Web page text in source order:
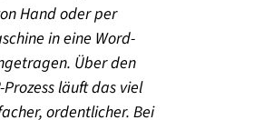
Hand oder per
in eine Word-
Über den
läuft das viel
ordentlicher. Bei